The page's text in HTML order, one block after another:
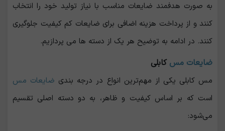
به صورت هدفمند ضایعات مناسب با نیاز تولید خود را انتخاب
کنند و از پرداخت هزینه اضافی برای ضایعات کم‌ کیفیت جلوگیری
کنند. در ادامه به توضیح هر یک از دسته ها می پردازیم.
ضایعات مس کابلی
مس کابلی یکی از مهم‌ترین انواع در درجه ‌بندی ضایعات مس
است که بر اساس کیفیت و ظاهر، به دو دسته اصلی تقسیم
می‌شود: